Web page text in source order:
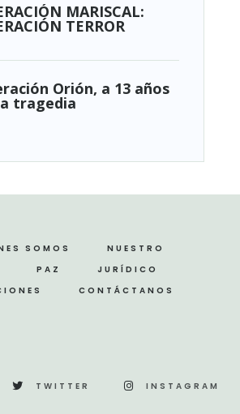
MARISCAL:
TERROR
Orión, a 13 años
tragedia
SOMOS
NUESTRO
PAZ
JURÍDICO
CONTÁCTANOS
TWITTER INSTAGRAM